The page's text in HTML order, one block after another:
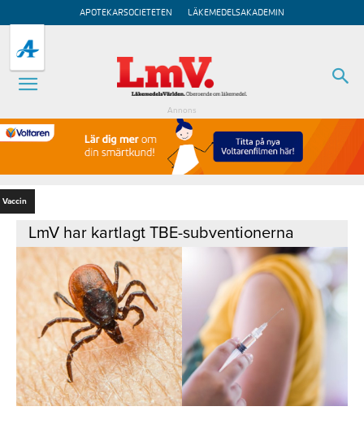
APOTEKARSOCIETETEN LÄKEMEDELSAKADEMIN
Annons
Vaccin
LmV har kartlagt TBE-subventionerna